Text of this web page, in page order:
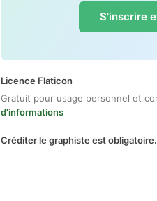
S'inscrire
Licence Flaticon
Gratuit pour usage personnel et
d'informations
Créditer le graphiste est obligatoire.